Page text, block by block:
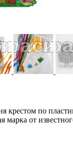
крестом по
марка от